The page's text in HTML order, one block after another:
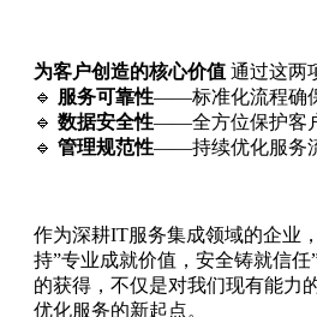
为客户创造的核心价值 通过这两
🔹 服务可靠性——标准化流程确
🔹 数据安全性——全方位保护客
🔹 管理规范性——持续优化服务
作为深耕IT服务集成领域的企业
持”专业成就价值，安全铸就信
的获得，不仅是对我们现有能力
优化服务的新起点。